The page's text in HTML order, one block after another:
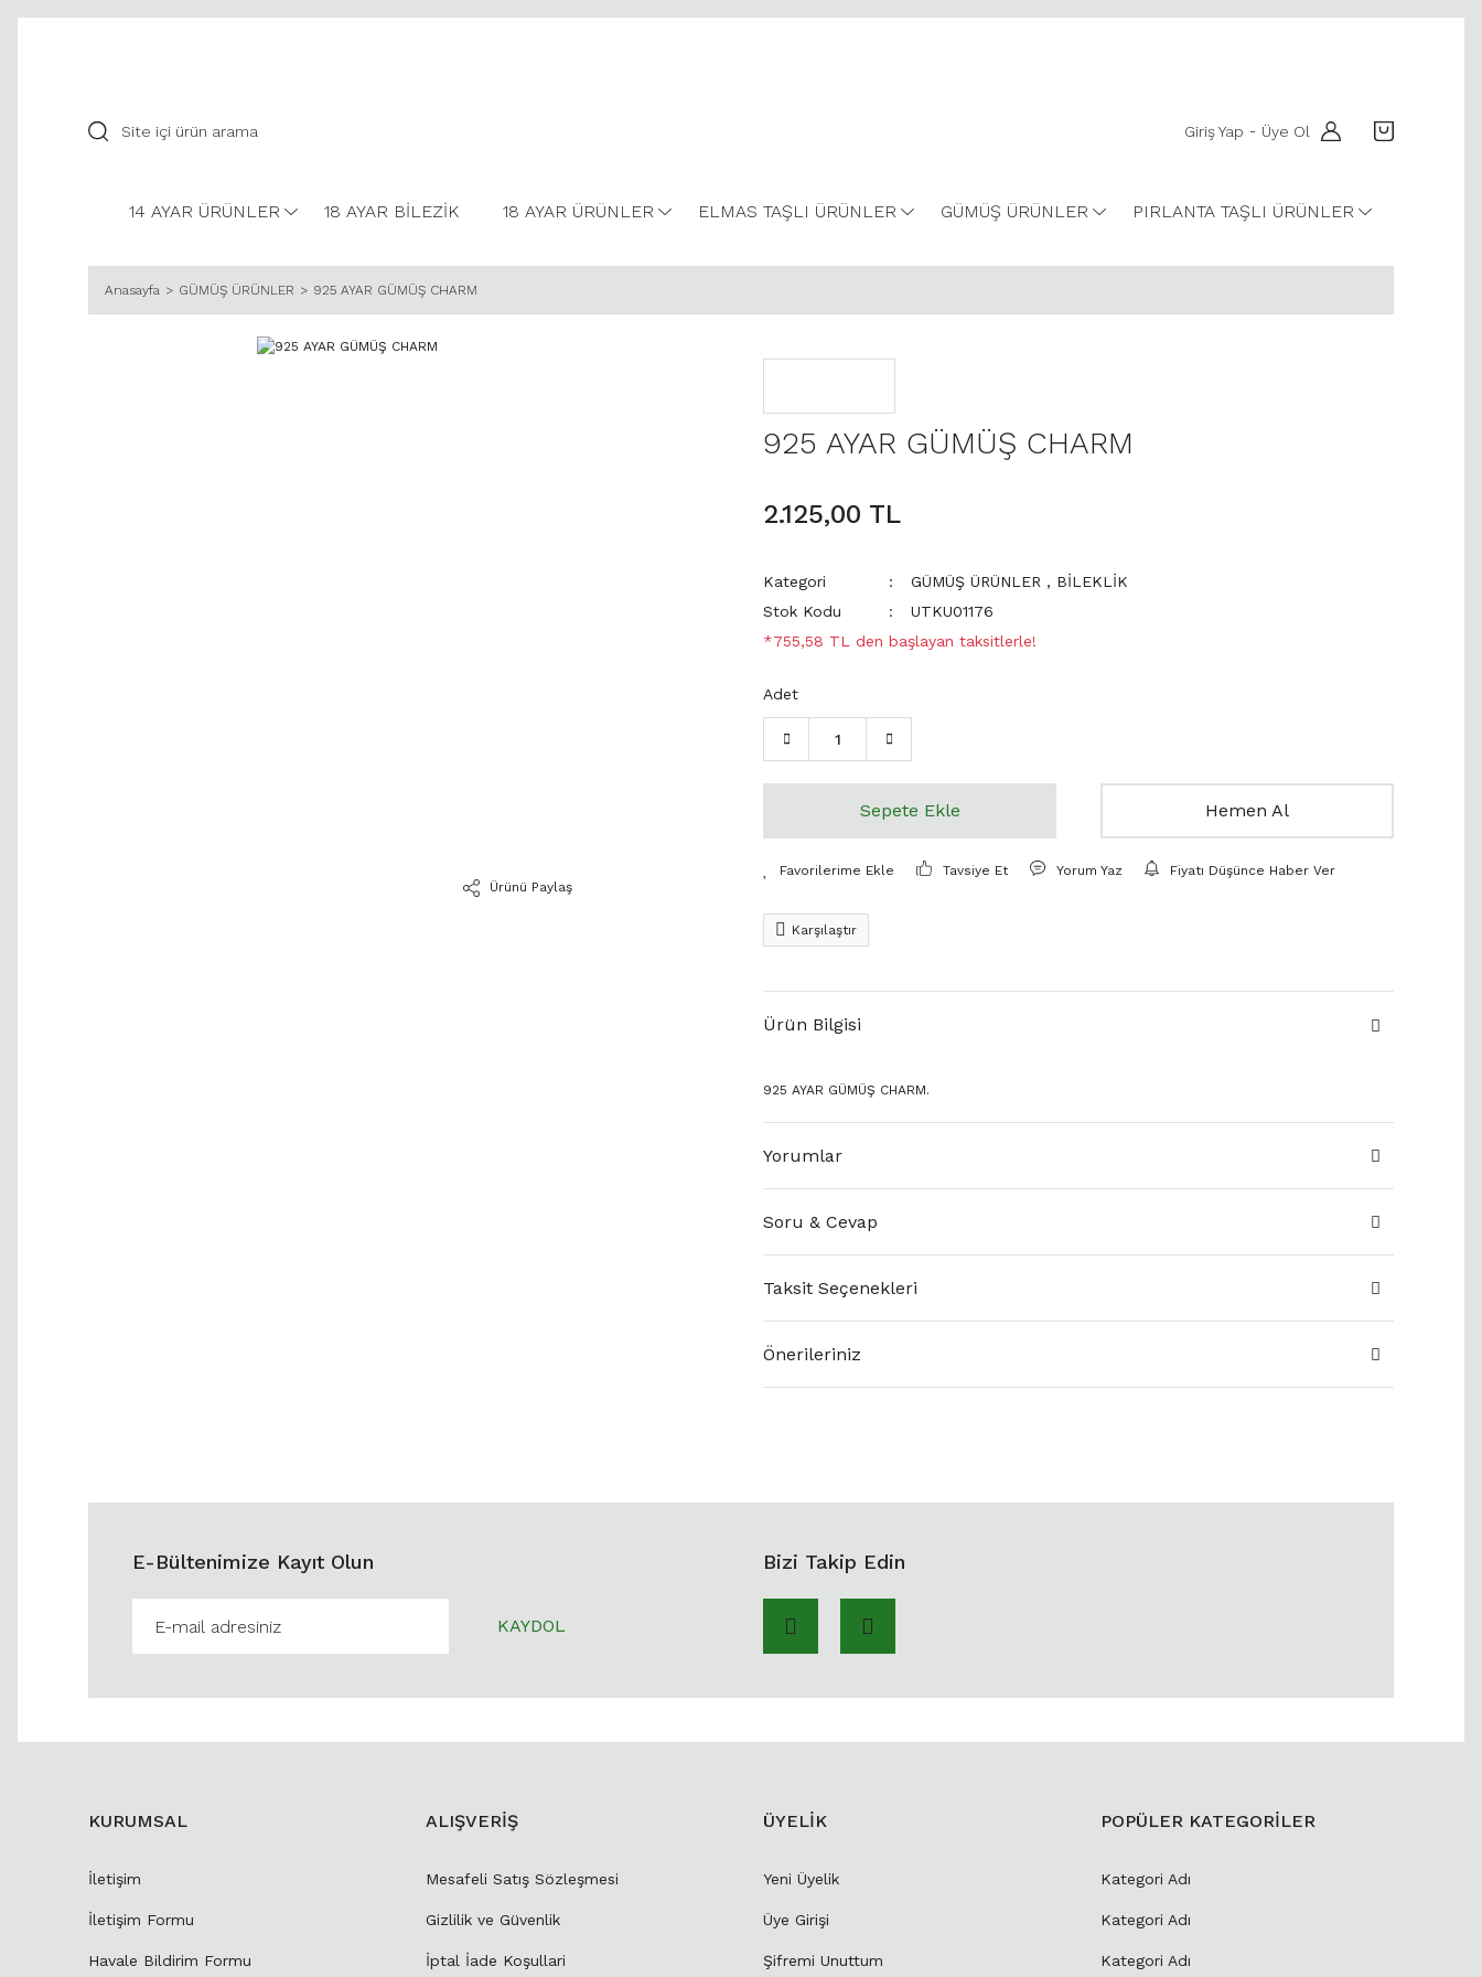
Giriş Yap - Üye Ol
14 AYAR ÜRÜNLER 18 AYAR BİLEZİK 18 AYAR ÜRÜNLER ELMAS TAŞLI ÜRÜNLER GÜMÜŞ ÜRÜNLER PIRLANTA TAŞLI ÜRÜNLER
Anasayfa GÜMÜŞ ÜRÜNLER 925 AYAR GÜMÜŞ CHARM
Ürünü Paylaş
925 AYAR GÜMÜŞ CHARM
2.125,00 TL
Kategori GÜMÜŞ ÜRÜNLER , BİLEKLİK
Stok Kodu
UTKU01176
*755,58 TL den başlayan taksitlerle!
Adet
Sepete Ekle Hemen Al
Tavsiye Et Yorum Yaz Fiyatı Düşünce Haber Ver
Karşılaştır
Ürün Bilgisi
925 AYAR GÜMÜŞ CHARM.
Yorumlar
Soru & Cevap
Taksit Seçenekleri
Önerileriniz
E-Bültenimize Kayıt Olun
KAYDOL
Bizi Takip Edin
KURUMSAL
İletişim
İletişim Formu
Havale Bildirim Formu
ALIŞVERİŞ
Mesafeli Satış Sözleşmesi
Gizlilik ve Güvenlik
İptal İade Koşullari
ÜYELİK
Yeni Üyelik
Üye Girişi
Şifremi Unuttum
POPÜLER KATEGORİLER
Kategori Adı
Kategori Adı
Kategori Adı